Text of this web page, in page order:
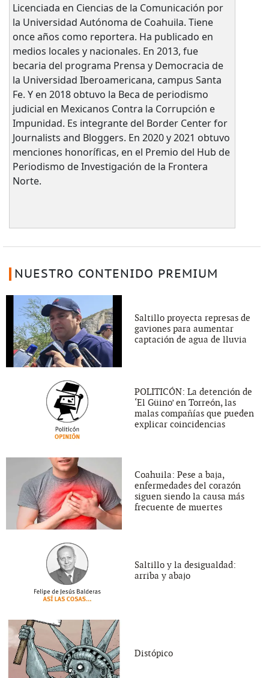
Licenciada en Ciencias de la Comunicación por
la Universidad Autónoma de Coahuila. Tiene
once años como reportera. Ha publicado en
medios locales y nacionales. En 2013, fue
becaria del programa Prensa y Democracia de
la Universidad Iberoamericana, campus Santa
Fe. Y en 2018 obtuvo la Beca de periodismo
judicial en Mexicanos Contra la Corrupción e
Impunidad. Es integrante del Border Center for
Journalists and Bloggers. En 2020 y 2021 obtuvo
menciones honoríficas, en el Premio del Hub de
Periodismo de Investigación de la Frontera
Norte.
NUESTRO CONTENIDO PREMIUM
Saltillo proyecta represas de
gaviones para aumentar
captación de agua de lluvia
POLITICÓN: La detención de
‘El Güino’ en Torreón, las
malas compañías que pueden
explicar coincidencias
Coahuila: Pese a baja,
enfermedades del corazón
siguen siendo la causa más
frecuente de muertes
Saltillo y la desigualdad:
arriba y abajo
Distópico